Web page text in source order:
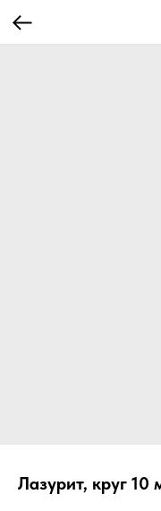
Лазурит, круг 10